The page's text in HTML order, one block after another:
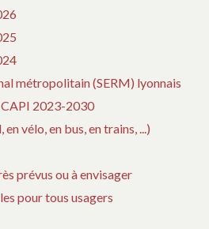
métropolitain (SERM) lyonnais
2023-2030
vélo, en bus, en trains, ...)
prévus ou à envisager
pour tous usagers